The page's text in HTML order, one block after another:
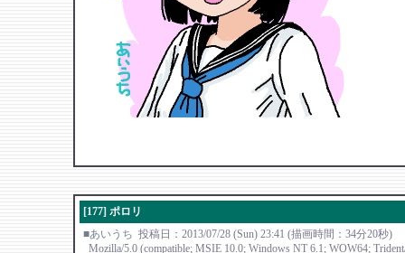
[177] ポロリ
■あいうち 投稿日：2013/07/28 (Sun) 23:41 (描画時間：34分20秒)
Mozilla/5.0 (compatible; MSIE 10.0; Windows NT 6.1; WOW64;